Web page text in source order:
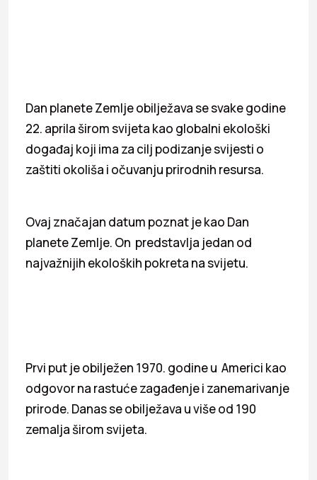
Dan planete Zemlje obilježava se svake godine
22. aprila širom svijeta kao globalni ekološki
događaj koji ima za cilj podizanje svijesti o
zaštiti okoliša i očuvanju prirodnih resursa.
Ovaj značajan datum poznat je kao Dan
planete Zemlje. On predstavlja jedan od
najvažnijih ekoloških pokreta na svijetu.
Prvi put je obilježen 1970. godine u Americi kao
odgovor na rastuće zagađenje i zanemarivanje
prirode. Danas se obilježava u više od 190
zemalja širom svijeta.